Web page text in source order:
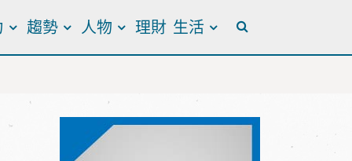
趨勢 人物 理財 生活
全站搜尋